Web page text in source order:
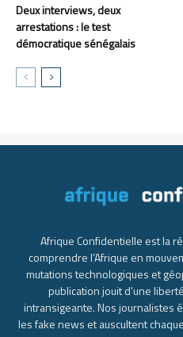
Deux interviews, deux
arrestations : le test
démocratique sénégalais
Afrique Confidentielle est la
comprendre l’Afrique en
mutations technologiques et
publication jouit d’une
intransigeante. Nos journalistes
les fake news et auscultent